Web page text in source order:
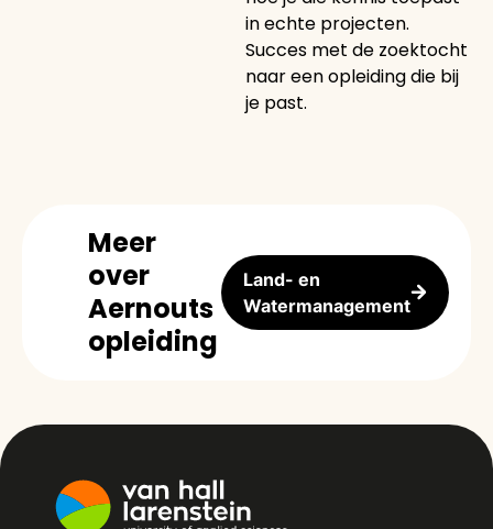
in echte projecten.
Succes met de zoektocht
naar een opleiding die bij
je past.
Meer
over
Aernouts
opleiding
Land- en
Watermanagement